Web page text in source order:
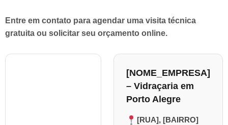
Entre em contato para agendar uma visita técnica
gratuita ou solicitar seu orçamento online.
[NOME_EMPRESA]
– Vidraçaria em
Porto Alegre
[RUA], [BAIRRO]